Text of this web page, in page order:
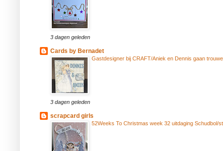
3 dagen geleden
Cards by Bernadet
Gastdesigner bij CRAFT/Aniek en Dennis gaan
3 dagen geleden
scrapcard girls
52Weeks To Christmas week 32 uitdaging Schudbol/